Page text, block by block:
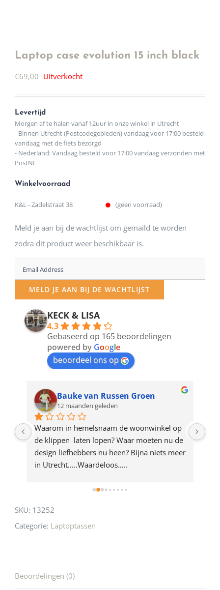
Laptop case evolution 15 inch black
€69,00 Uitverkocht
Levertijd
Morgen af te halen vanaf 12uur in onze winkel in Utrecht
- Binnen Utrecht (Postcodegebieden) vandaag voor 17:00 besteld
vandaag met de fiets bezorgd
- Nederland: Vandaag besteld voor 17:00 vandaag verzonden met
PostNL
Winkelvoorraad
K&L - Zadelstraat 38 (geen voorraad)
Meld je aan bij de wachtlijst om gemaild te worden
zodra dit product weer beschikbaar is.
Enter
your
email
address
product
MELD JE AAN BIJ DE WACHTLIJST
KECK & LISA
4.3
Gebaseerd op 165 beoordelingen
powered by Google
beoordeel ons op
Bauke van Russen Groen
12 maanden geleden
Waarom in hemelsnaam de woonwinkel op
de klippen  laten lopen? Waar moeten nu de
design liefhebbers nu heen? Bijna niets meer
in Utrecht…..Waardeloos…..
SKU: 13252
Categorie: Laptoptassen
Beoordelingen (0)